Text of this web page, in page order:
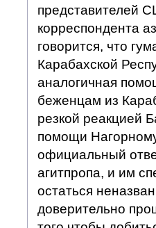
представителей
корреспондента
говорится, что
Карабахской
аналогичная
беженцам из
резкой реакцией
помощи
официальный
агитпропа, и им
остаться
доверительно